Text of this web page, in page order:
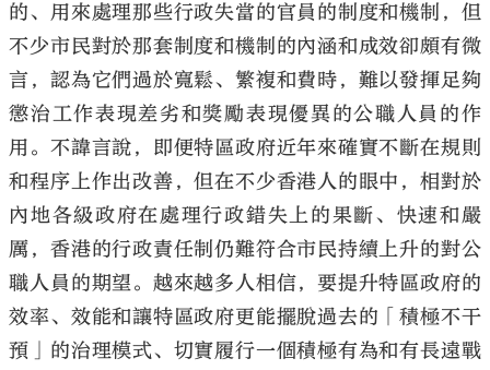
的、用來處理那些行政失當的官員的制度和機制，但
不少市民對於那套制度和機制的內涵和成效卻頗有微
言，認為它們過於寬鬆、繁複和費時，難以發揮足夠
懲治工作表現差劣和獎勵表現優異的公職人員的作
用。不諱言說，即便特區政府近年來確實不斷在規則
和程序上作出改善，但在不少香港人的眼中，相對於
內地各級政府在處理行政錯失上的果斷、快速和嚴
厲，香港的行政責任制仍難符合市民持續上升的對公
職人員的期望。越來越多人相信，要提升特區政府的
效率、效能和讓特區政府更能擺脫過去的「積極不干
預」的治理模式、切實履行一個積極有為和有長遠戰